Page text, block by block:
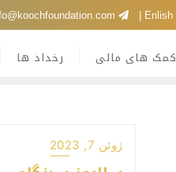
کمک های مالی رخداد ها
ژوئن 7, 2023